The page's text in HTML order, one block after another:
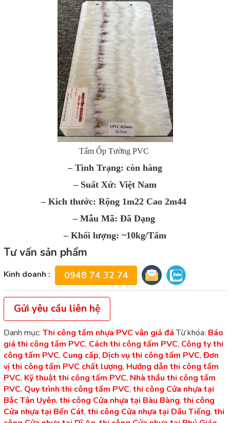
Tấm Ốp Tường PVC
– Tình Trạng: còn hàng
– Suất Xứ: Việt Nam
– Kich thước: Rộng 1m22 Cao 2m44
– Mẫu Mã: Đã Dạng
– Khối lượng: ~10kg/Tấm
Tư vấn sản phẩm
Kinh doanh : 0948 74 32 74
Gửi yêu cầu liên hệ
Danh mục: Thi công tấm nhựa PVC vân giả đá Từ khóa: Báo
giá thi công tấm PVC, Cách thi công tấm PVC, Công ty thi
công tấm PVC, Cung cấp, Dịch vụ thi công tấm PVC,Đơn
vị thi công tấm PVC chất lượng, Hướng dẫn thi công tấm
PVC, Kỹ thuật thi công tấm PVC, Nhà thầu thi công tấm
PVC, Quy trình thi công tấm PVC, thi công Cửa nhựa tại
Bắc Tân Uyên, thi công Cửa nhựa tại Bàu Bàng, thi công
Cửa nhựa tại Bến Cát, thi công Cửa nhựa tại Dầu Tiếng, thi